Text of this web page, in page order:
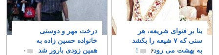
بنا بر فتوای شریعه، هر
سنی که ۷ شیعه را بکشد
به بهشت می رود‪!‬۶
درخت مهر و دوستی
خانواده حسین زاده به
همین زودی بارور شد
۰